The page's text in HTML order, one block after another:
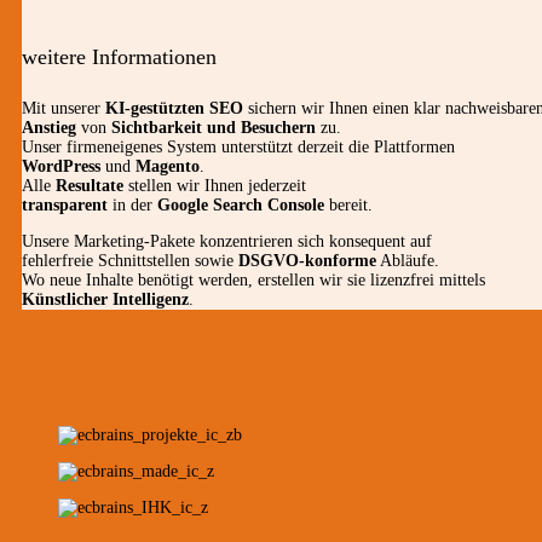
weitere Informationen
Mit unserer KI-gestützten SEO sichern wir Ihnen einen klar
Anstieg von Sichtbarkeit und Besuchern zu.
Unser firmeneigenes System unterstützt derzeit die Plattformen
WordPress und Magento
Alle Resultate stellen wir Ihnen jederzeit
transparent in der Google Search Console bereit.
Unsere Marketing-Pakete konzentrieren sich konsequent auf
fehlerfreie Schnittstellen sowie DSGVO-konforme Abläufe.
Wo neue Inhalte benötigt werden, erstellen wir sie lizenzfrei mittels
Künstlicher Intelligenz